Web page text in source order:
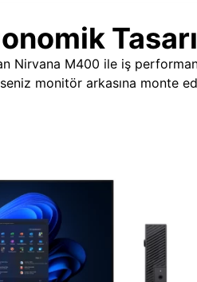
Nirvana M400 ile iş
monitör arkasına monte